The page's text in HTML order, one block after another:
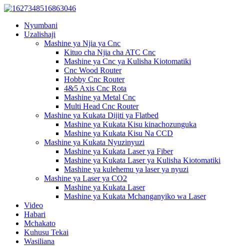
Nyumbani
Uzalishaji
Mashine ya Njia ya Cnc
Kituo cha Njia cha ATC Cnc
Mashine ya Cnc ya Kulisha Kiotomatiki
Cnc Wood Router
Hobby Cnc Router
4&5 Axis Cnc Rota
Mashine ya Metal Cnc
Multi Head Cnc Router
Mashine ya Kukata Dijiti ya Flatbed
Mashine ya Kukata Kisu kinachozunguka
Mashine ya Kukata Kisu Na CCD
Mashine ya Kukata Nyuzinyuzi
Mashine ya Kukata Laser ya Fiber
Mashine ya Kukata Laser ya Kulisha Kiotomatiki
Mashine ya kulehemu ya laser ya nyuzi
Mashine ya Laser ya CO2
Mashine ya Kukata Laser
Mashine ya Kukata Mchanganyiko wa Laser
Video
Habari
Mchakato
Kuhusu Tekai
Wasiliana